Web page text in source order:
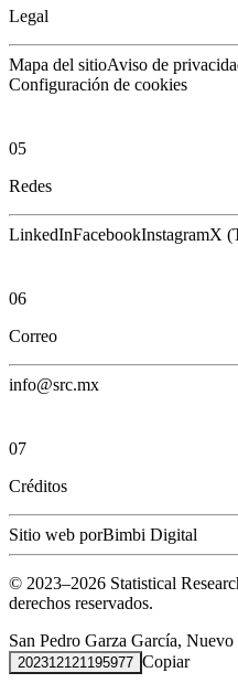
Legal
Mapa del sitioAviso de
Configuración de cookies
05
Redes
LinkedInFacebookInstagramX
06
Correo
info@src.mx
07
Créditos
Sitio web porBimbi Digital
© 2023–2026 Statistical
derechos reservados.
San Pedro Garza García,
202312121195977 Copiar